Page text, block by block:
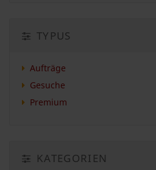
TYPUS
Aufträge
Gesuche
Premium
KATEGORIEN